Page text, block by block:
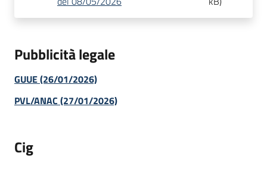
Pubblicità legale
GUUE (26/01/2026)
PVL/ANAC (27/01/2026)
Cig